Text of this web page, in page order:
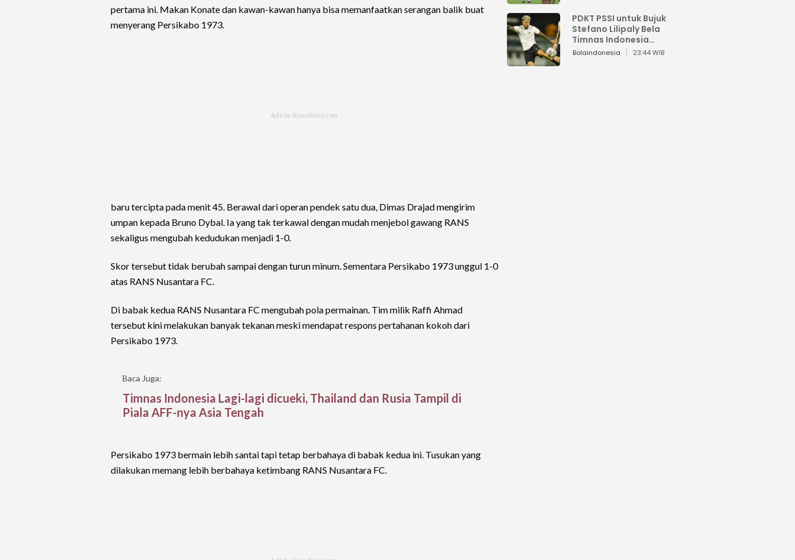
pertama ini. Makan Konate dan kawan-kawan hanya bisa memanfaatkan serangan balik buat
menyerang Persikabo 1973.
baru tercipta pada menit 45. Berawal dari operan pendek satu dua, Dimas Drajad mengirim
umpan kepada Bruno Dybal. Ia yang tak terkawal dengan mudah menjebol gawang RANS
sekaligus mengubah kedudukan menjadi 1-0.
Skor tersebut tidak berubah sampai dengan turun minum. Sementara Persikabo 1973 unggul 1-0
atas RANS Nusantara FC.
Di babak kedua RANS Nusantara FC mengubah pola permainan. Tim milik Raffi Ahmad
tersebut kini melakukan banyak tekanan meski mendapat respons pertahanan kokoh dari
Persikabo 1973.
Baca Juga:
Timnas Indonesia Lagi-lagi dicueki, Thailand dan Rusia Tampil di
Piala AFF-nya Asia Tengah
Persikabo 1973 bermain lebih santai tapi tetap berbahaya di babak kedua ini. Tusukan yang
dilakukan memang lebih berbahaya ketimbang RANS Nusantara FC.
PDKT PSSI untuk Bujuk
Stefano Lilipaly Bela
Timnas Indonesia
Berakhir Berantakan
Bolaindonesia 23:44 WIB